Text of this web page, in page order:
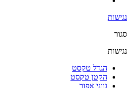
נגישות
סגור
נגישות
הגדל טקסט
הקטן טקסט
גווני אפור